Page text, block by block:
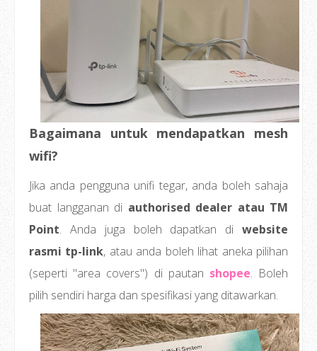
Bagaimana untuk mendapatkan mesh
wifi?
Jika anda pengguna unifi tegar, anda boleh sahaja
buat langganan di authorised dealer atau TM
Point. Anda juga boleh dapatkan di website
rasmi tp-link, atau anda boleh lihat aneka pilihan
(seperti "area covers") di pautan shopee. Boleh
pilih sendiri harga dan spesifikasi yang ditawarkan.